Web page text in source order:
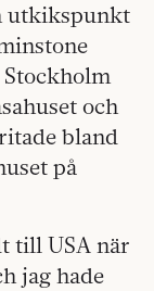
utkikspunkt
Stockholm
och
bland
på
till USA när
jag hade